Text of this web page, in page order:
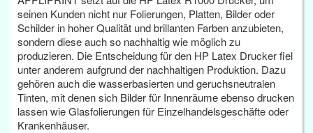
seinen Kunden nicht nur Folierungen, Platten, Bilder oder
Schilder in hoher Qualität und brillanten Farben anzubieten,
sondern diese auch so nachhaltig wie möglich zu
produzieren. Die Entscheidung für den HP Latex Drucker fiel
unter anderem aufgrund der nachhaltigen Produktion. Dazu
gehören auch die wasserbasierten und geruchsneutralen
Tinten, mit denen sich Bilder für Innenräume ebenso drucken
lassen wie Glasfolierungen für Einzelhandelsgeschäfte oder
Krankenhäuser.